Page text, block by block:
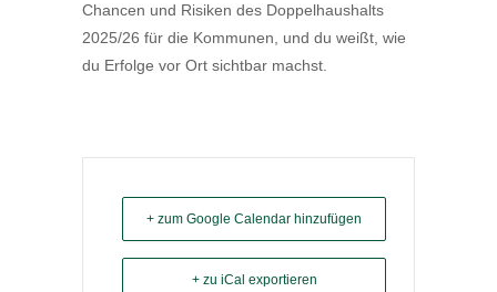
Chancen und Risiken des Doppel­haus­halts
2025/26 für die Kommunen, und du weißt, wie
du Erfolge vor Ort sichtbar machst.
+ zum Google Calendar hinzufügen
+ zu iCal exportieren